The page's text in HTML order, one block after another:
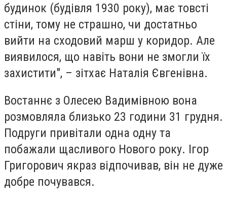
будинок (будівля 1930 року), має товсті
стіни, тому не страшно, чи достатньо
вийти на сходовий марш у коридор. Але
виявилося, що навіть вони не змогли їх
захистити", – зітхає Наталія Євгенівна.
Востаннє з Олесею Вадимівною вона
розмовляла близько 23 години 31 грудня.
Подруги привітали одна одну та
побажали щасливого Нового року. Ігор
Григорович якраз відпочивав, він не дуже
добре почувався.